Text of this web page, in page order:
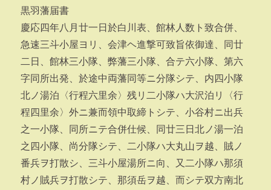
黒羽藩届書
慶応四年八月廿一日於白川表、館林人数ト致合併、
急速三斗小屋ヨリ、会津ヘ進撃可致旨依御達、同廿
二日、館林三小隊、弊藩三小隊、合テ六小隊、第六
字同所出発、於途中両藩同等ニ分隊シテ、内四小隊
北ノ湯泊〈行程六里余〉残リ二小隊ハ大沢泊リ〈行
程四里余〉外ニ兼而領中取締トシテ、小谷村ニ出兵
之一小隊、同所ニテ合併仕候、同廿三日北ノ湯一泊
之四小隊、尚分隊シテ、二小隊ハ大丸山ヲ越、賊ノ
番兵ヲ打散シ、三斗小屋湯所ニ向、又二小隊ハ那須
村ノ賊兵ヲ打散シテ、那須岳ヲ越、而シテ双方南北